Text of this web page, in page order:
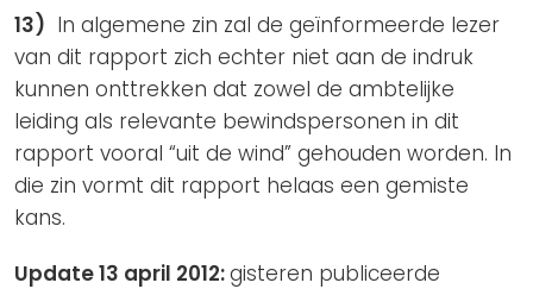
13) In algemene zin zal de geïnformeerde lezer
van dit rapport zich echter niet aan de indruk
kunnen onttrekken dat zowel de ambtelijke
leiding als relevante bewindspersonen in dit
rapport vooral “uit de wind” gehouden worden. In
die zin vormt dit rapport helaas een gemiste
kans.
Update 13 april 2012:gisteren publiceerde